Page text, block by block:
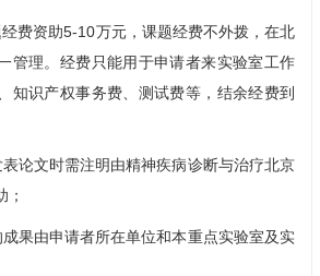
费资助5-10万元，课题经费不外拨，在北
管理。经费只能用于申请者来实验室工作
知识产权事务费、测试费等，结余经费到
论文时需注明由精神疾病诊断与治疗北京
；
果由申请者所在单位和本重点实验室及实